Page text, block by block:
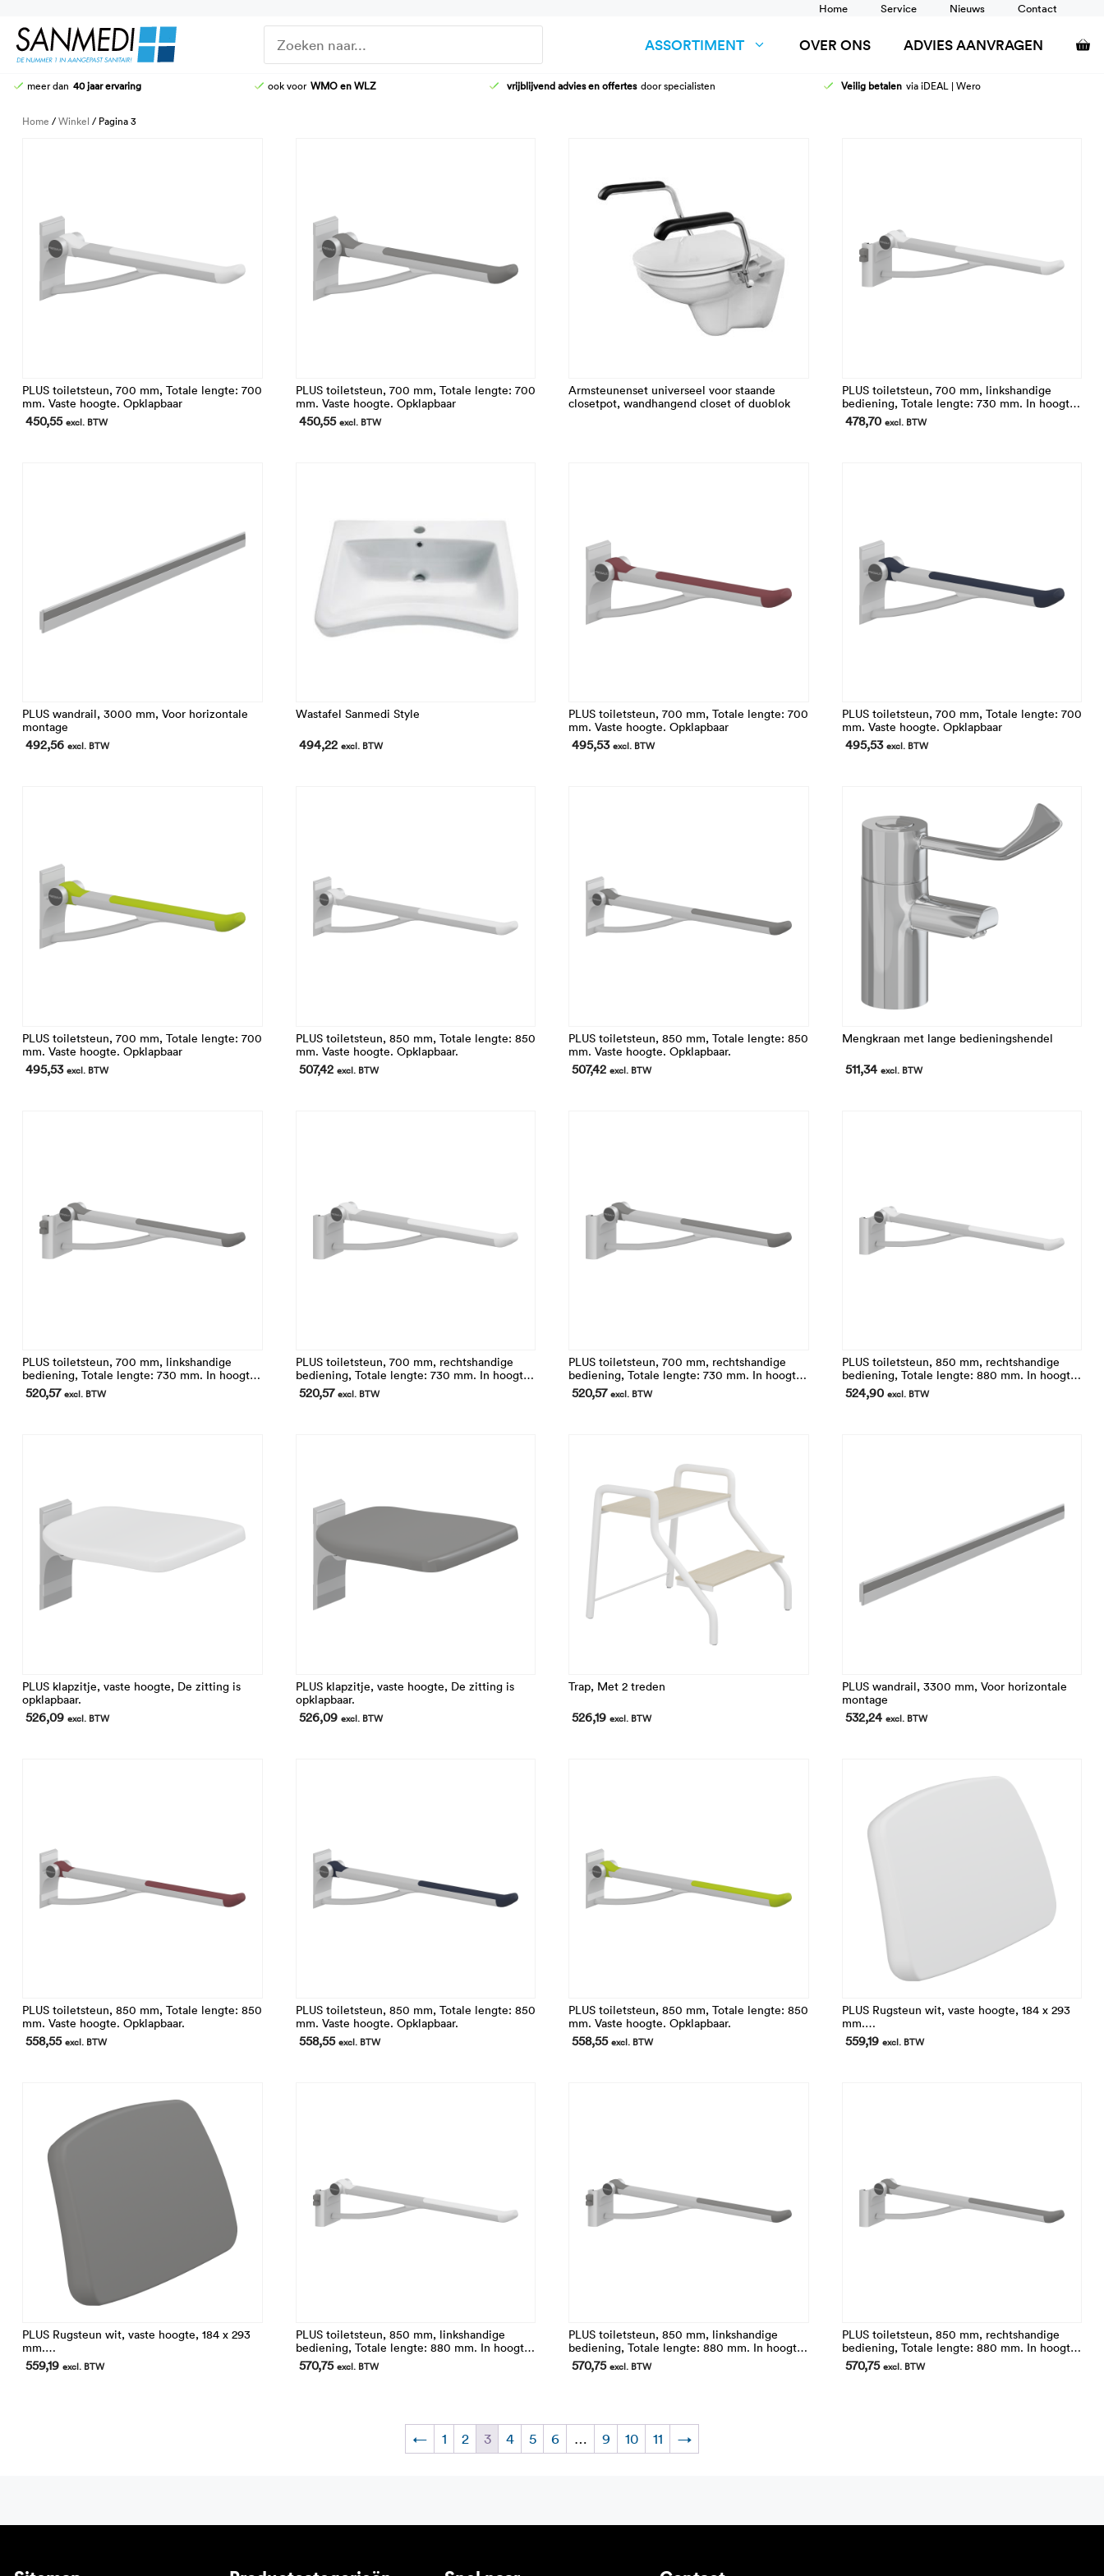
naar
Home Service Nieuws Contact
ASSORTIMENT
HOOG-LAAG TOILETTEN
OVER ONS ADVIES AANVRAGEN
meer dan 40 jaar ervaring ook voor WMO en WLZ vrijblijvend advies en offertes door specialisten Veilig betalen via iDEAL | Wero
Home /Winkel / Pagina 3
PLUS toiletsteun, 700 mm, Totale lengte: 700
mm. Vaste hoogte. Opklapbaar
450,55 excl. BTW
PLUS toiletsteun, 700 mm, Totale lengte: 700
mm. Vaste hoogte. Opklapbaar
450,55 excl. BTW
Armsteunenset universeel voor staande
closetpot, wandhangend closet of duoblok
PLUS toiletsteun, 700 mm, linkshandige
bediening, Totale lengte: 730 mm. In hoogte
verstelbaar. Opklapbaar en afneembaar
478,70 excl. BTW
PLUS wandrail, 3000 mm, Voor horizontale
montage
492,56 excl. BTW
Wastafel Sanmedi Style
494,22 excl. BTW
PLUS toiletsteun, 700 mm, Totale lengte: 700
mm. Vaste hoogte. Opklapbaar
495,53 excl. BTW
PLUS toiletsteun, 700 mm, Totale lengte: 700
mm. Vaste hoogte. Opklapbaar
495,53 excl. BTW
PLUS toiletsteun, 700 mm, Totale lengte: 700
mm. Vaste hoogte. Opklapbaar
495,53 excl. BTW
PLUS toiletsteun, 850 mm, Totale lengte: 850
mm. Vaste hoogte. Opklapbaar.
507,42 excl. BTW
PLUS toiletsteun, 850 mm, Totale lengte: 850
mm. Vaste hoogte. Opklapbaar.
507,42 excl. BTW
Mengkraan met lange bedieningshendel
511,34 excl. BTW
PLUS toiletsteun, 700 mm, linkshandige
bediening, Totale lengte: 730 mm. In hoogte
verstelbaar. Opklapbaar en afneembaar
520,57 excl. BTW
PLUS toiletsteun, 700 mm, rechtshandige
bediening, Totale lengte: 730 mm. In hoogte
verstelbaar. Opklapbaar en afneembaar
520,57 excl. BTW
PLUS toiletsteun, 700 mm, rechtshandige
bediening, Totale lengte: 730 mm. In hoogte
verstelbaar. Opklapbaar en afneembaar
520,57 excl. BTW
PLUS toiletsteun, 850 mm, rechtshandige
bediening, Totale lengte: 880 mm. In hoogte
verstelbaar. Opklapbaar en afneembaar
524,90 excl. BTW
PLUS klapzitje, vaste hoogte, De zitting is
opklapbaar.
526,09 excl. BTW
PLUS klapzitje, vaste hoogte, De zitting is
opklapbaar.
526,09 excl. BTW
Trap, Met 2 treden
526,19 excl. BTW
PLUS wandrail, 3300 mm, Voor horizontale
montage
532,24 excl. BTW
PLUS toiletsteun, 850 mm, Totale lengte: 850
mm. Vaste hoogte. Opklapbaar.
558,55 excl. BTW
PLUS toiletsteun, 850 mm, Totale lengte: 850
mm. Vaste hoogte. Opklapbaar.
558,55 excl. BTW
PLUS toiletsteun, 850 mm, Totale lengte: 850
mm. Vaste hoogte. Opklapbaar.
558,55 excl. BTW
PLUS Rugsteun wit, vaste hoogte, 184 x 293
mm.
Afstand vanaf de muur: 107 mm
559,19 excl. BTW
PLUS Rugsteun wit, vaste hoogte, 184 x 293
mm.
Afstand vanaf de muur: 107 mm
559,19 excl. BTW
PLUS toiletsteun, 850 mm, linkshandige
bediening, Totale lengte: 880 mm. In hoogte
verstelbaar. Opklapbaar en afneembaar
570,75 excl. BTW
PLUS toiletsteun, 850 mm, linkshandige
bediening, Totale lengte: 880 mm. In hoogte
verstelbaar. Opklapbaar en afneembaar
570,75 excl. BTW
PLUS toiletsteun, 850 mm, rechtshandige
bediening, Totale lengte: 880 mm. In hoogte
verstelbaar. Opklapbaar en afneembaar
570,75 excl. BTW
← 1 2 3 4 5 6 … 9 10 11 →